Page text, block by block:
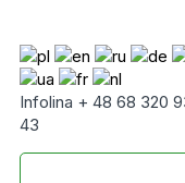
Infolina + 48 68 320
43